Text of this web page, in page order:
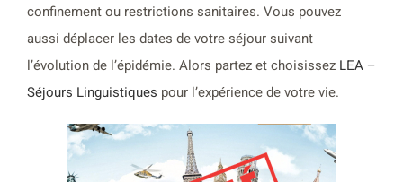
confinement ou restrictions sanitaires. Vous pouvez
aussi déplacer les dates de votre séjour suivant
l’évolution de l’épidémie. Alors partez et choisissez LEA –
Séjours Linguistiques pour l’expérience de votre vie.